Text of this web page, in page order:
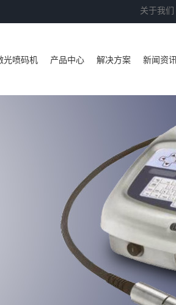
关于我们
光喷码机 产品中心 解决方案 新闻资